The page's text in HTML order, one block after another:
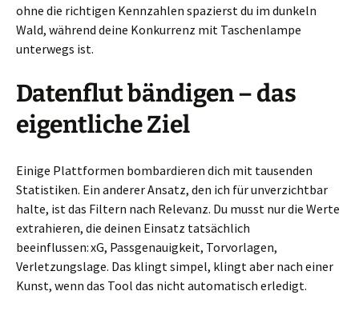
ohne die richtigen Kennzahlen spazierst du im dunkeln
Wald, während deine Konkurrenz mit Taschenlampe
unterwegs ist.
Datenflut bändigen – das
eigentliche Ziel
Einige Plattformen bombardieren dich mit tausenden
Statistiken. Ein anderer Ansatz, den ich für unverzichtbar
halte, ist das Filtern nach Relevanz. Du musst nur die Werte
extrahieren, die deinen Einsatz tatsächlich
beeinflussen: xG, Passgenauigkeit, Torvorlagen,
Verletzungslage. Das klingt simpel, klingt aber nach einer
Kunst, wenn das Tool das nicht automatisch erledigt.